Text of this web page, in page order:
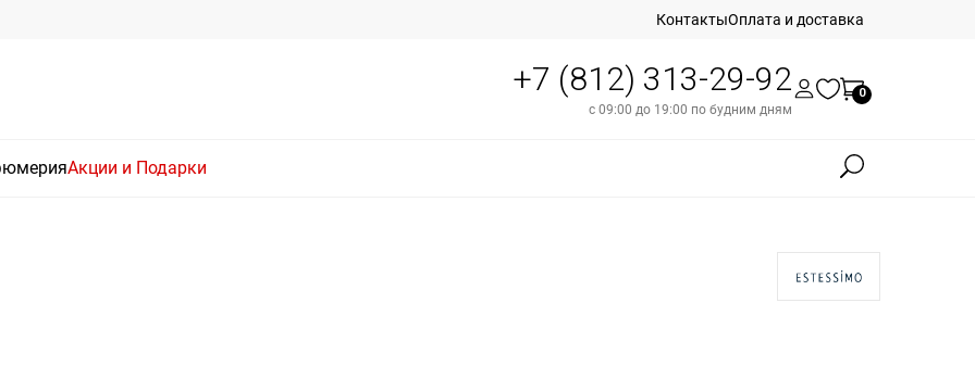
КонтактыОплата и доставка
+7 (812) 313-29-92
с 09:00 до 19:00 по будним дням
0
Акции и Подарки